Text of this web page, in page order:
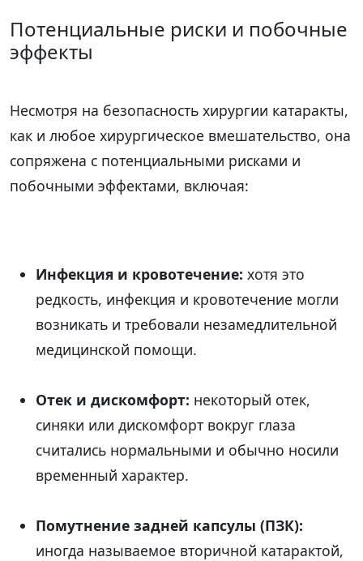
Потенциальные риски и побочные
эффекты
Несмотря на безопасность хирургии катаракты,
как и любое хирургическое вмешательство, она
сопряжена с потенциальными рисками и
побочными эффектами, включая:
Инфекция и кровотечение: хотя это
редкость, инфекция и кровотечение могли
возникать и требовали незамедлительной
медицинской помощи.
Отек и дискомфорт: некоторый отек,
синяки или дискомфорт вокруг глаза
считались нормальными и обычно носили
временный характер.
Помутнение задней капсулы (ПЗК):
иногда называемое вторичной катарактой,